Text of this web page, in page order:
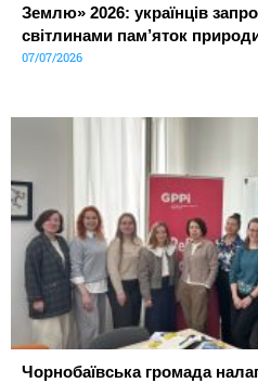
Землю» 2026: українців
світлинами пам’яток
07/07/2026
Чорнобаївська громада